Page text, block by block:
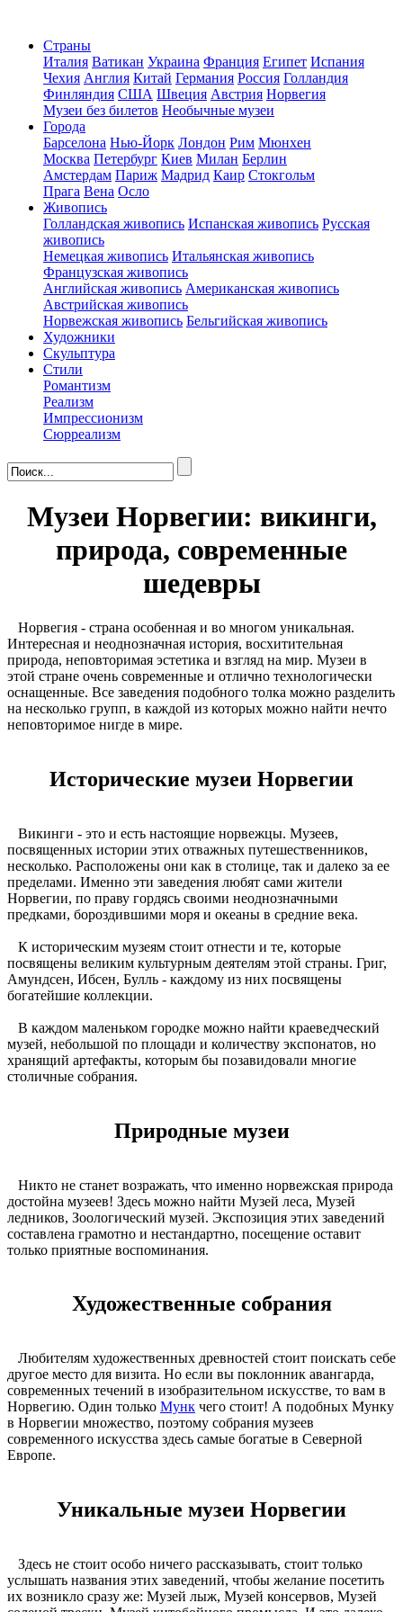
Страны
Италия Ватикан Украина Франция Египет Испания
Чехия Англия Китай Германия Россия Голландия
Финляндия США Швеция Австрия Норвегия
Музеи без билетов Необычные музеи
Города
Барселона Нью-Йорк Лондон Рим Мюнхен
Москва Петербург Киев Милан Берлин
Амстердам Париж Мадрид Каир Стокгольм
Прага Вена Осло
Живопись
Голландская живопись Испанская живопись Русская
живопись
Немецкая живопись Итальянская живопись
Французская живопись
Английская живопись Американская живопись
Австрийская живопись
Норвежская живопись Бельгийская живопись
Художники
Скульптура
Стили
Романтизм
Реализм
Импрессионизм
Сюрреализм
Музеи Норвегии: викинги,
природа, современные
шедевры
Норвегия - страна особенная и во многом уникальная.
Интересная и неоднозначная история, восхитительная
природа, неповторимая эстетика и взгляд на мир. Музеи в
этой стране очень современные и отлично технологически
оснащенные. Все заведения подобного толка можно разделить
на несколько групп, в каждой из которых можно найти нечто
неповторимое нигде в мире.
Исторические музеи Норвегии
Викинги - это и есть настоящие норвежцы. Музеев,
посвященных истории этих отважных путешественников,
несколько. Расположены они как в столице, так и далеко за ее
пределами. Именно эти заведения любят сами жители
Норвегии, по праву гордясь своими неоднозначными
предками, бороздившими моря и океаны в средние века.
К историческим музеям стоит отнести и те, которые
посвящены великим культурным деятелям этой страны. Григ,
Амундсен, Ибсен, Булль - каждому из них посвящены
богатейшие коллекции.
В каждом маленьком городке можно найти краеведческий
музей, небольшой по площади и количеству экспонатов, но
хранящий артефакты, которым бы позавидовали многие
столичные собрания.
Природные музеи
Никто не станет возражать, что именно норвежская природа
достойна музеев! Здесь можно найти Музей леса, Музей
ледников, Зоологический музей. Экспозиция этих заведений
составлена грамотно и нестандартно, посещение оставит
только приятные воспоминания.
Художественные собрания
Любителям художественных древностей стоит поискать себе
другое место для визита. Но если вы поклонник авангарда,
современных течений в изобразительном искусстве, то вам в
Норвегию. Один только Мунк чего стоит! А подобных Мунку
в Норвегии множество, поэтому собрания музеев
современного искусства здесь самые богатые в Северной
Европе.
Уникальные музеи Норвегии
Здесь не стоит особо ничего рассказывать, стоит только
услышать названия этих заведений, чтобы желание посетить
их возникло сразу же: Музей лыж, Музей консервов, Музей